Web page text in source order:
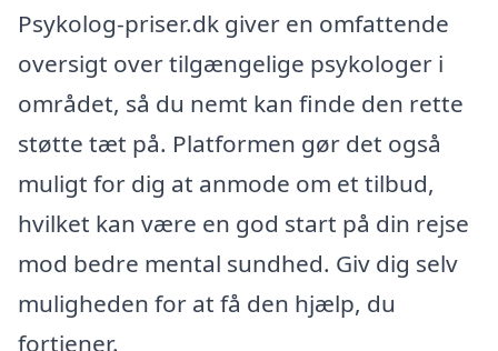
Psykolog-priser.dk giver en omfattende
oversigt over tilgængelige psykologer i
området, så du nemt kan finde den rette
støtte tæt på. Platformen gør det også
muligt for dig at anmode om et tilbud,
hvilket kan være en god start på din rejse
mod bedre mental sundhed. Giv dig selv
muligheden for at få den hjælp, du
fortjener.